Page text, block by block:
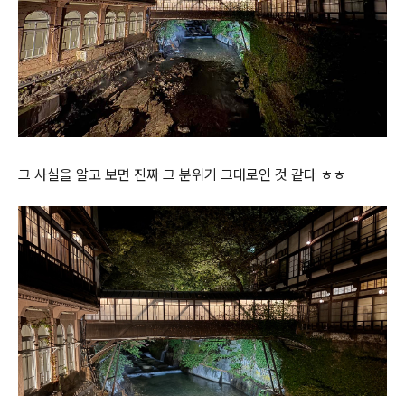
그 사실을 알고 보면 진짜 그 분위기 그대로인 것 같다 ㅎㅎ